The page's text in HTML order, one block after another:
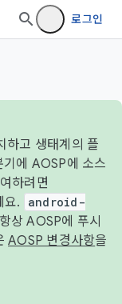
로그인
하고 생태계의 플
에 AOSP에 소스
하려면
요.
android-
상 AOSP에 푸시
AOSP 변경사항을